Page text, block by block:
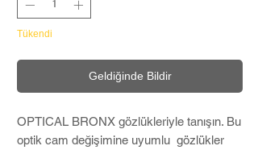
Tükendi
Geldiğinde Bildir
OPTICAL BRONX gözlükleriyle tanışın. Bu
optik cam değişimine uyumlu gözlükler